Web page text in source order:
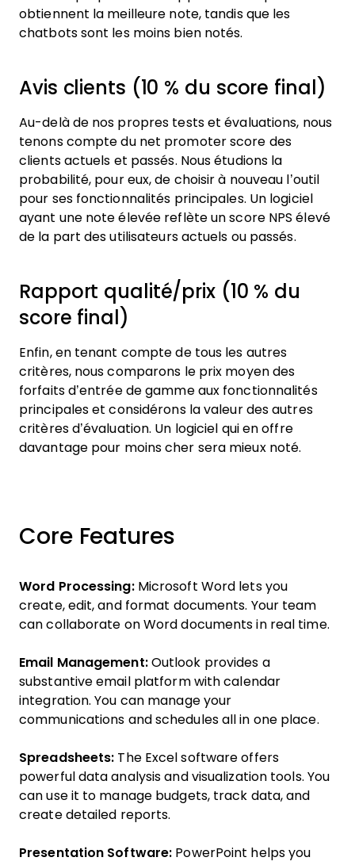
obtiennent la meilleure note, tandis que les
chatbots sont les moins bien notés.
Avis clients (10 % du score final)
Au-delà de nos propres tests et évaluations, nous
tenons compte du net promoter score des
clients actuels et passés. Nous étudions la
probabilité, pour eux, de choisir à nouveau l’outil
pour ses fonctionnalités principales. Un logiciel
ayant une note élevée reflète un score NPS élevé
de la part des utilisateurs actuels ou passés.
Rapport qualité/prix (10 % du
score final)
Enfin, en tenant compte de tous les autres
critères, nous comparons le prix moyen des
forfaits d’entrée de gamme aux fonctionnalités
principales et considérons la valeur des autres
critères d’évaluation. Un logiciel qui en offre
davantage pour moins cher sera mieux noté.
Core Features
Word Processing: Microsoft Word lets you
create, edit, and format documents. Your team
can collaborate on Word documents in real time.
Email Management: Outlook provides a
substantive email platform with calendar
integration. You can manage your
communications and schedules all in one place.
Spreadsheets: The Excel software offers
powerful data analysis and visualization tools. You
can use it to manage budgets, track data, and
create detailed reports.
Presentation Software: PowerPoint helps you